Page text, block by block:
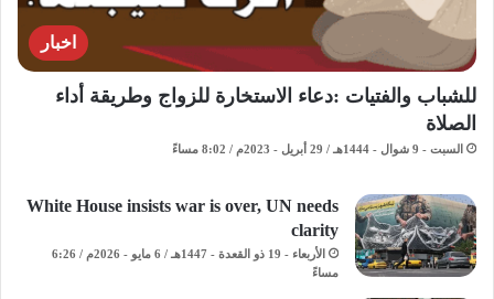
اخبار
للشباب والفتيات :دعاء الاستخارة للزواج وطريقة أداء
الصلاة
السبت - 9 شوال - 1444هـ / 29 أبريل - 2023م / 8:02 مساءً
White House insists war is over, UN needs
clarity
الأربعاء - 19 ذو القعدة - 1447هـ / 6 مايو - 2026م / 6:26
مساءً